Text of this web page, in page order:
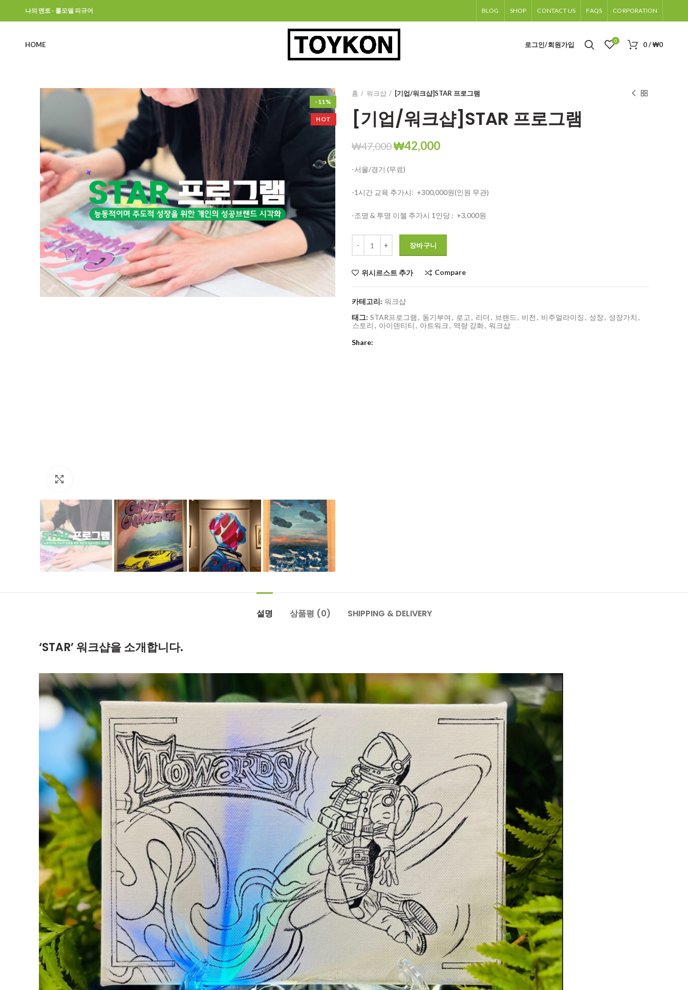
나의 멘토 - 롤모델 피규어 BLOG SHOP CONTACT US FAQS CORPORATION
HOME 로그인/회원가입 0 0/ ₩0
-11%
HOT
홈 워크샵 [기업/워크샵]STAR 프로그램
[기업/워크샵]STAR 프로그램
₩47,000₩42,000
-서울/경기 (무료)
-1시간 교육 추가시: +300,000원(인원 무관)
-조명 & 투명 이젤 추가시 1인당 : +3,000원
장바구니
위시르스트 추가 Compare
카테고리: 워크샵
태그: STAR프로그램 , 동기부여 , 로고, 리더 , 브랜드, 비전 , 비주얼라이징 , 성장, 성장가치 ,
스토리 , 아이덴티티 , 아트워크, 역량 강화, 워크샵
Share
설명 상품평 (0) SHIPPING & DELIVERY
‘STAR’ 워크샵을 소개합니다.